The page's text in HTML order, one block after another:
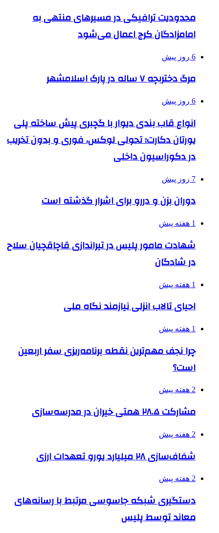
محدودیت ترافیکی در مسیرهای منتهی به
امامزادگان کرج اعمال می‌شود
6 روز پیش
مرگ دختربچه ۷ ساله در پارک اسلامشهر
6 روز پیش
انواع قاب بندی دیوار با گچبری پیش ساخته پلی
یورتان دکارت؛ تحولی لوکس، فوری و بدون تخریب
در دکوراسیون داخلی
7 روز پیش
دوران بزن و دررو برای اشرار گذشته است
1 هفته پیش
شهادت مامور پلیس در تیراندازی قاچاقچیان سلاح
در شادگان
1 هفته پیش
احیای تالاب انزلی نیازمند نگاه ملی
1 هفته پیش
چرا نجف مهم‌ترین نقطه برنامه‌ریزی سفر اربعین
است؟
2 هفته پیش
مشارکت ۲۸.۵ همتی خیران در مدرسه‌سازی
2 هفته پیش
شفاف‌سازی ۲۸ میلیارد یورو تعهدات ارزی
2 هفته پیش
دستگیری شبکه جاسوسی مرتبط با رسانه‌های
معاند توسط پلیس